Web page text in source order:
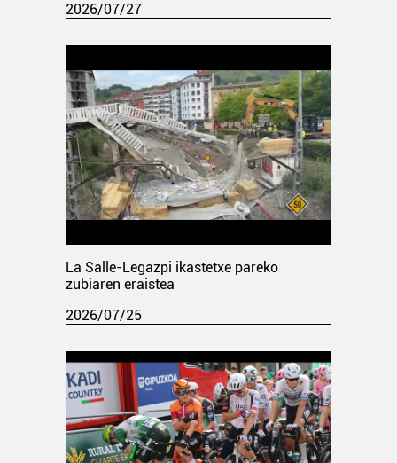
2026/07/27
La Salle-Legazpi ikastetxe pareko
zubiaren eraistea
2026/07/25